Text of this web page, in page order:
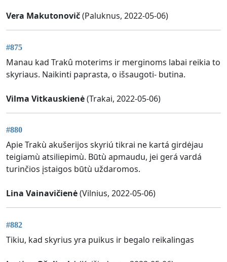
Vera Makutonovič(Paluknus, 2022-05-06)
#875
Manau kad Trakû moterims ir merginoms labai reikia to
skyriaus. Naikinti paprasta, o išsaugoti- butina.
Vilma Vitkauskienė(Trakai, 2022-05-06)
#880
Apie Trakù akušerijos skyriú tikrai ne kartá girdėjau
teigiamù atsiliepimù. Būtù apmaudu, jei gerá vardá
turinčios įstaigos būtù uždaromos.
Lina Vainavičienė(Vilnius, 2022-05-06)
#882
Tikiu, kad skyrius yra puikus ir begalo reikalingas